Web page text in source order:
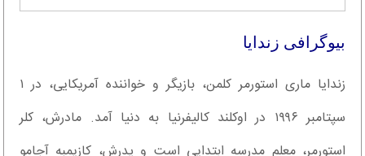
بیوگرافی زندایا
زندایا ماری استورمر کلمن، بازیگر و خواننده آمریکایی، در ۱
سپتامبر ۱۹۹۶ در اوکلند کالیفرنیا به دنیا آمد. مادرش، کلر
استورمر، معلم مدرسه ابتدایی است و پدرش، کازیمبه آجامو